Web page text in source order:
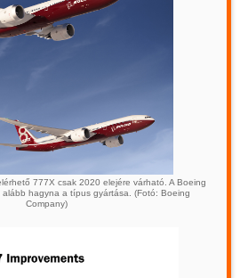
777X csak 2020 elejére várható. A Boeing
hagyna a típus gyártása. (Fotó: Boeing
Company)